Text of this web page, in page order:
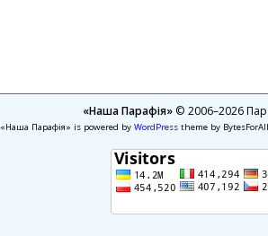
«Наша Парафія»© 2006–2026
«Наша Парафія» is powered by WordPresstheme by